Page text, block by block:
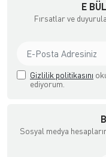
E
Fırsatlar ve
Gizlilik politikasını
ediyorum.
Sosyal medya